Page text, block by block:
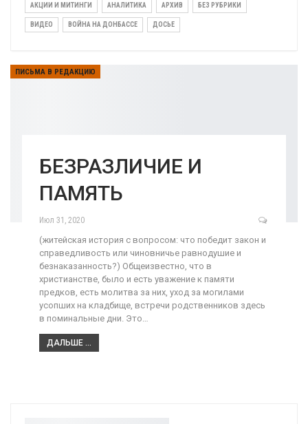
АКЦИИ И МИТИНГИ АНАЛИТИКА АРХИВ БЕЗ РУБРИКИ
ВИДЕО ВОЙНА НА ДОНБАССЕ ДОСЬЕ
ПИСЬМА В РЕДАКЦИЮ
БЕЗРАЗЛИЧИЕ И
ПАМЯТЬ
Июл 31, 2020
(житейская история с вопросом: что победит закон и
справедливость или чиновничье равнодушие и
безнаказанность?) Общеизвестно, что в
христианстве, было и есть уважение к памяти
предков, есть молитва за них, уход за могилами
усопших на кладбище, встречи родственников здесь
в поминальные дни. Это…
ДАЛЬШЕ ...